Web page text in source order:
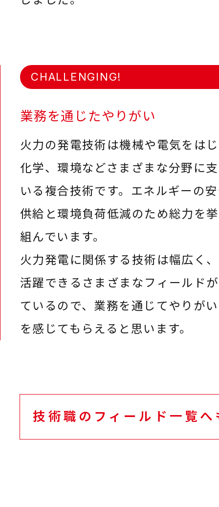
CHALLENGING!
業務を通じたやりがい
火力の発電技術は機械や電気をは
化学、環境などさまざまな分野に
いる複合技術です。エネルギーの
供給と環境負荷低減のため総力を
組んでいます。
火力発電に関係する技術は幅広く
活躍できるさまざまなフィールド
ているので、業務を通じてやりが
を感じてもらえると思います。
技術職のフィールド一覧へ